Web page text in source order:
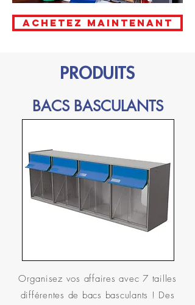
Achetez maintenant
PRODUITS
BACS BASCULANTS
Organisez vos affaires avec 7 tailles
différentes de bacs basculants ! Des